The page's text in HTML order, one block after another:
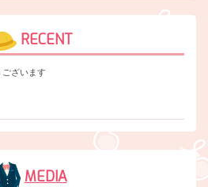
RECENT
ございます
MEDIA